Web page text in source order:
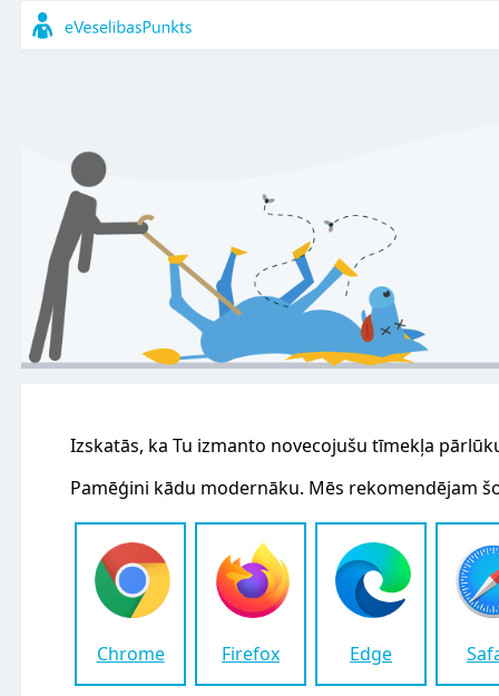
Izskatās, ka Tu izmanto novecojušu tīmekļa
Pamēģini kādu modernāku. Mēs rekomendējam
Chrome Firefox Edge